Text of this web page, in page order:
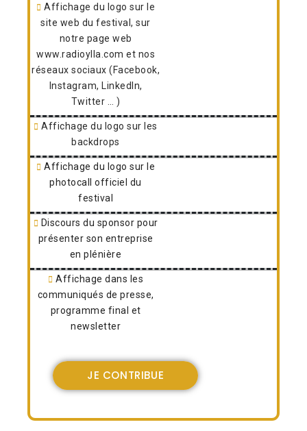
Affichage du logo sur le
site web du festival, sur
notre page web
www.radioylla.com et nos
réseaux sociaux (Facebook,
Instagram, LinkedIn,
Twitter … )
Affichage du logo sur les
backdrops
Affichage du logo sur le
photocall officiel du
festival
Discours du sponsor pour
présenter son entreprise
en plénière
Affichage dans les
communiqués de presse,
programme final et
newsletter
JE CONTRIBUE